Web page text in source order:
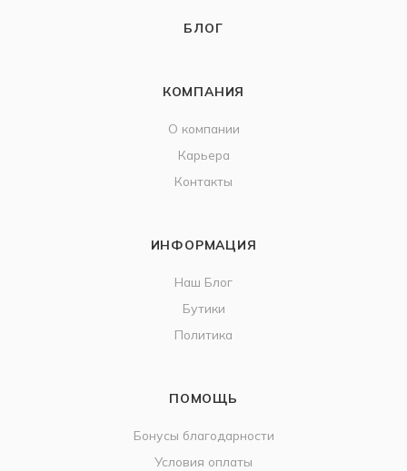
БЛОГ
КОМПАНИЯ
О компании
Карьера
Контакты
ИНФОРМАЦИЯ
Наш Блог
Бутики
Политика
ПОМОЩЬ
Бонусы благодарности
Условия оплаты